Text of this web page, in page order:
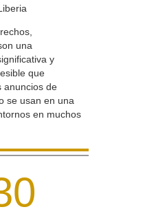
una
y
que
anuncios de
se usan en una
en muchos